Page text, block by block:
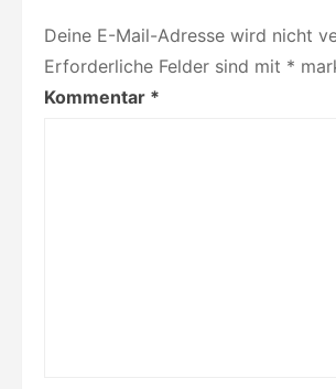
Deine E-Mail-Adresse wird nicht
Erforderliche Felder sind mit *
Kommentar *